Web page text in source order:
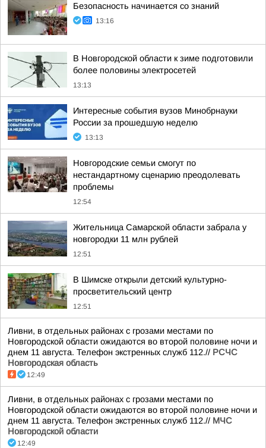
Безопасность начинается со знаний
13:16
В Новгородской области к зиме подготовили
более половины электросетей
13:13
Интересные события вузов Минобрнауки
России за прошедшую неделю
13:13
Новгородские семьи смогут по
нестандартному сценарию преодолевать
проблемы
12:54
Жительница Самарской области забрала у
новгородки 11 млн рублей
12:51
В Шимске открыли детский культурно-
просветительский центр
12:51
Ливни, в отдельных районах с грозами местами по
Новгородской области ожидаются во второй половине ночи и
днем 11 августа. Телефон экстренных служб 112.// РСЧС
Новгородская область
12:49
Ливни, в отдельных районах с грозами местами по
Новгородской области ожидаются во второй половине ночи и
днем 11 августа. Телефон экстренных служб 112.// МЧС
Новгородской области
12:49